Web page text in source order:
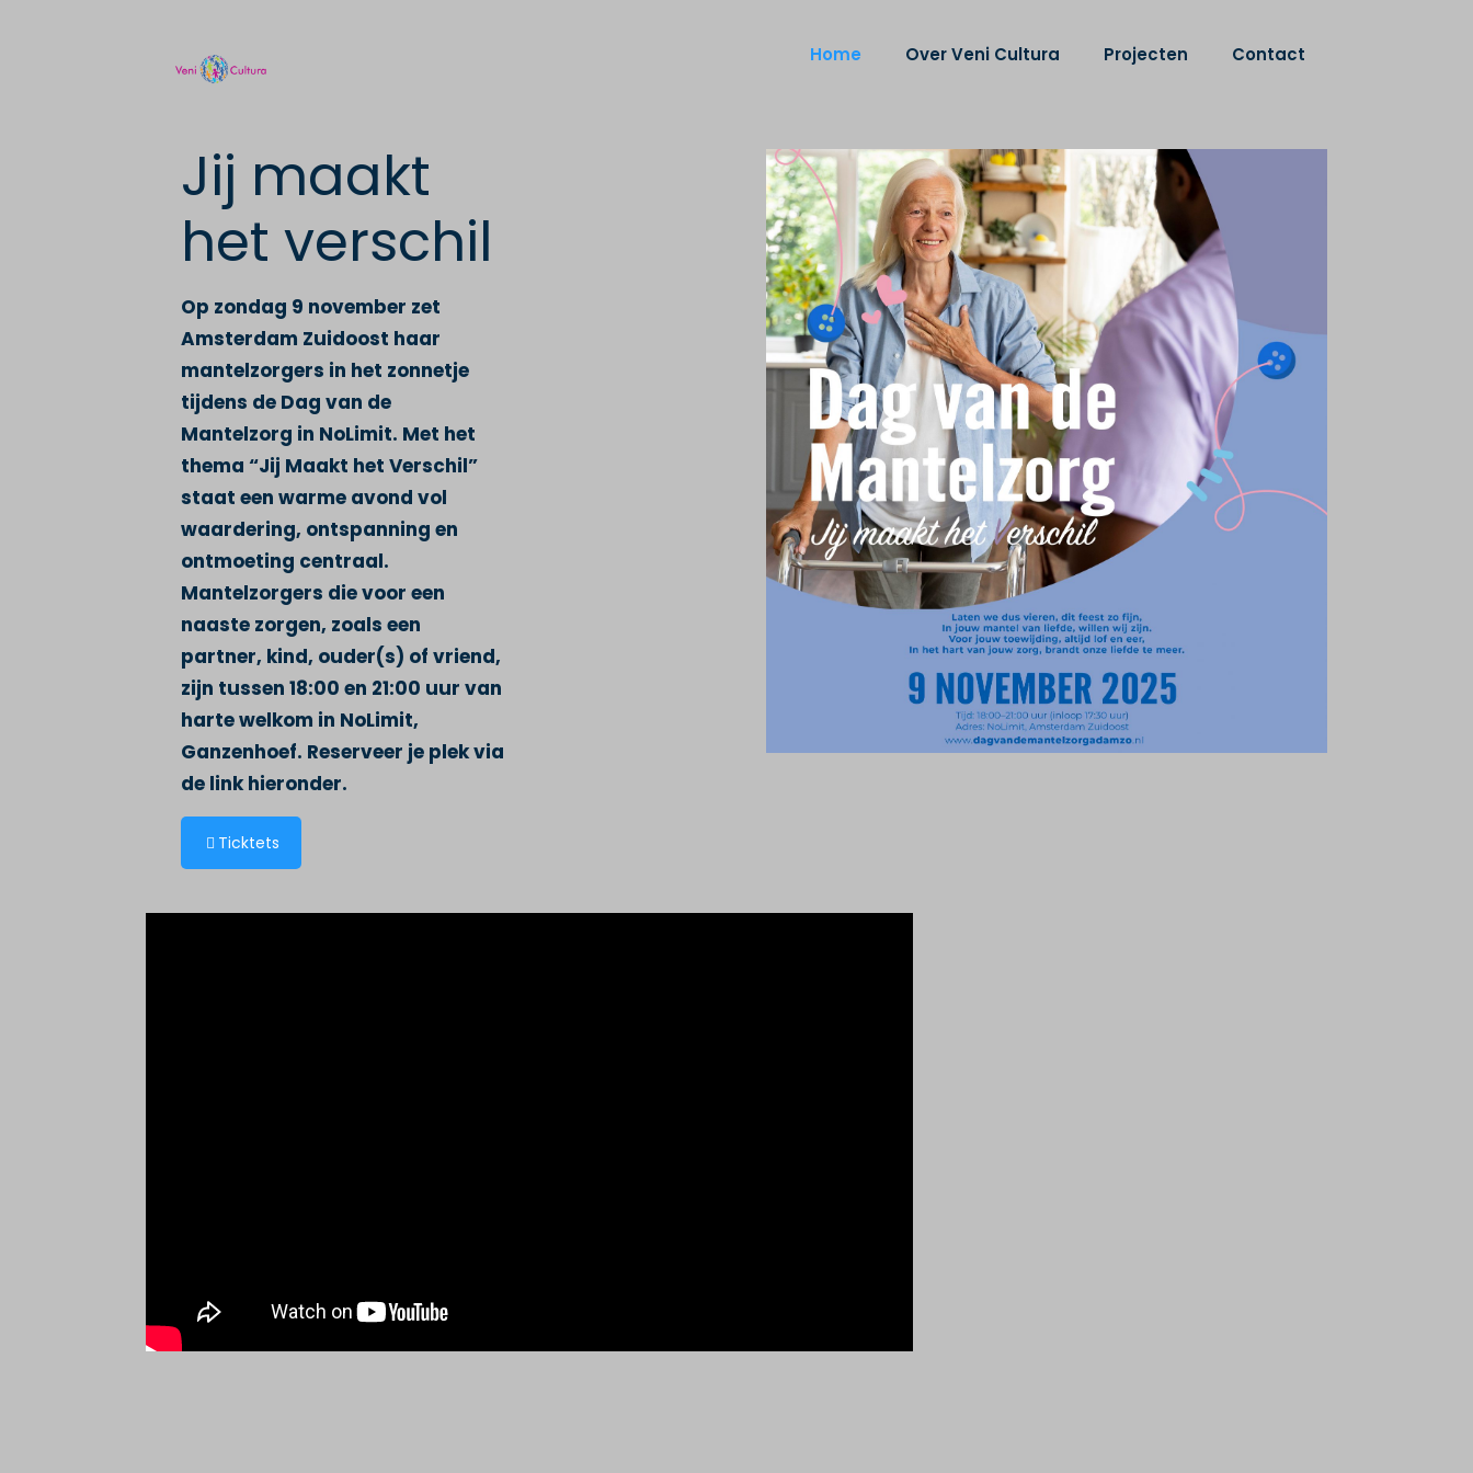
Home Over Veni Cultura Projecten Contact
Jij maakt
het verschil
Op zondag 9 november zet
Amsterdam Zuidoost haar
mantelzorgers in het zonnetje
tijdens de Dag van de
Mantelzorg in NoLimit. Met het
thema “Jij Maakt het Verschil”
staat een warme avond vol
waardering, ontspanning en
ontmoeting centraal.
Mantelzorgers die voor een
naaste zorgen, zoals een
partner, kind, ouder(s) of vriend,
zijn tussen 18:00 en 21:00 uur van
harte welkom in NoLimit,
Ganzenhoef. Reserveer je plek via
de link hieronder.
Ticktets